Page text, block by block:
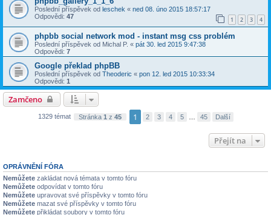
Poslední příspěvek od leschek « ned 08. úno 2015 18:57:17
Odpovědi: 47 1 2 3 4
phpbb social network mod - instant msg css problém
Poslední příspěvek od Michal P. « pát 30. led 2015 9:47:38
Odpovědi: 7
Google překlad phpBB
Poslední příspěvek od Theoderic « pon 12. led 2015 10:33:34
Odpovědi: 1
Zamčeno
1329 témat Stránka 1z 45 1 2 3 4 5 … 45 Další
Přejít na
OPRÁVNĚNÍ FÓRA
Nemůžete zakládat nová témata v tomto fóru
Nemůžete odpovídat v tomto fóru
Nemůžete upravovat své příspěvky v tomto fóru
Nemůžete mazat své příspěvky v tomto fóru
Nemůžete přikládat soubory v tomto fóru